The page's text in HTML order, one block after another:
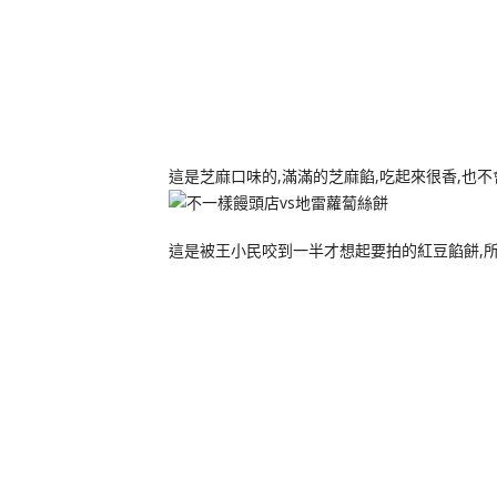
這是芝麻口味的,滿滿的芝麻餡,吃起來很香,也不
這是被王小民咬到一半才想起要拍的紅豆餡餅,